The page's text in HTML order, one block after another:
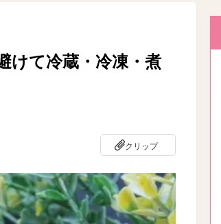
けて冷蔵・冷凍・煮
クリップ